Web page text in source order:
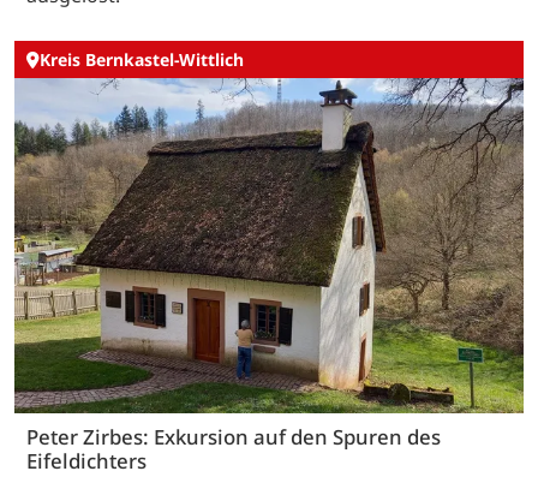
Kreis Bernkastel-Wittlich
Peter Zirbes: Exkursion auf den Spuren des
Eifeldichters